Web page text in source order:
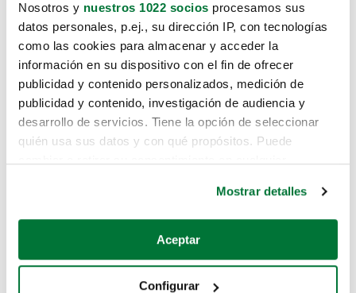
Nosotros y nuestros 1022 socios procesamos sus
datos personales, p.ej., su dirección IP, con tecnologías
como las cookies para almacenar y acceder la
información en su dispositivo con el fin de ofrecer
publicidad y contenido personalizados, medición de
publicidad y contenido, investigación de audiencia y
desarrollo de servicios. Tiene la opción de seleccionar
quién usa sus datos y con qué propósitos. Puede
Si lo permite, también quisiéramos:
Recopilar información sobre su ubicación geográfica
Mostrar detalles
Aceptar
Configurar